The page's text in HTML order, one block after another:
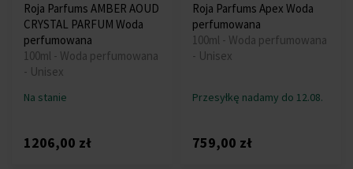
Roja Parfums AMBER AOUD
CRYSTAL PARFUM Woda
perfumowana
100ml - Woda perfumowana
- Unisex
Na stanie
1206,00 zł
Roja Parfums Apex Woda
perfumowana
100ml - Woda perfumowana
- Unisex
Przesyłkę nadamy do 12.08.
759,00 zł